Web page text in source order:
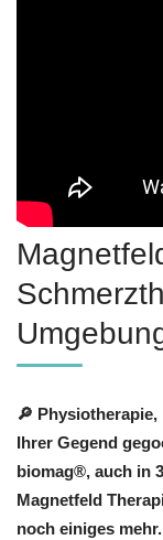
🔎
Ihrer Gegend
biomag®, auch in
Magnetfeld
noch einiges